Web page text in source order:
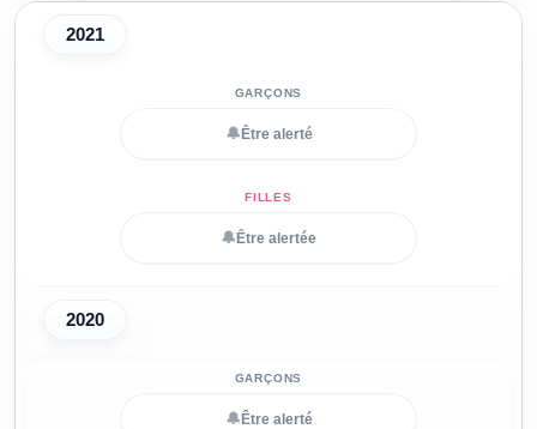
2021
🔔 Être alerté
🔔 Être alertée
2020
🔔 Être alerté